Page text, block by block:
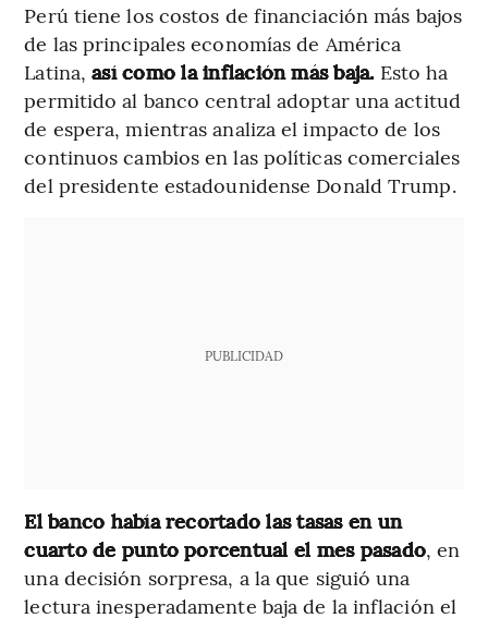
Perú tiene los costos de financiación más bajos
de las principales economías de América
Latina,así como la inflación más baja. Esto ha
permitido al banco central adoptar una actitud
de espera, mientras analiza el impacto de los
continuos cambios en las políticas comerciales
del presidente estadounidense Donald Trump.
PUBLICIDAD
El banco había recortado las tasas en un
cuarto de punto porcentual el mes pasado, en
una decisión sorpresa, a la que siguió una
lectura inesperadamente baja de la inflación el